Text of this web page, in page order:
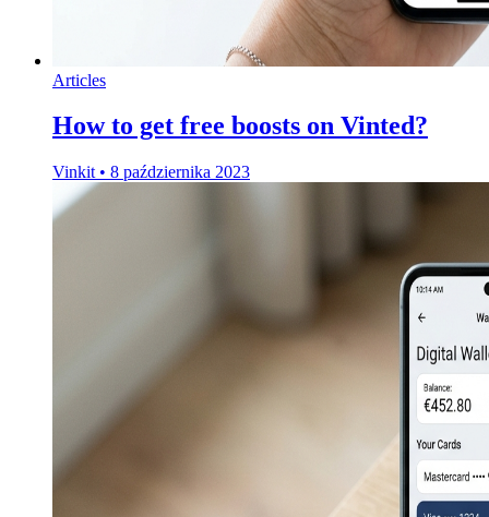
Articles
How to get free boosts on Vinted?
Vinkit • 8 października 2023